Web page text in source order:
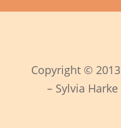
Copyright ©
– Sylvia